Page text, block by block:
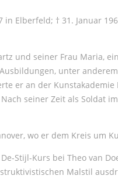
Elberfeld; † 31. Januar
und seiner Frau Maria,
unter
er an der
seiner Zeit als Soldat
wo er dem Kreis um
Stijl-Kurs bei Theo van
Malstil